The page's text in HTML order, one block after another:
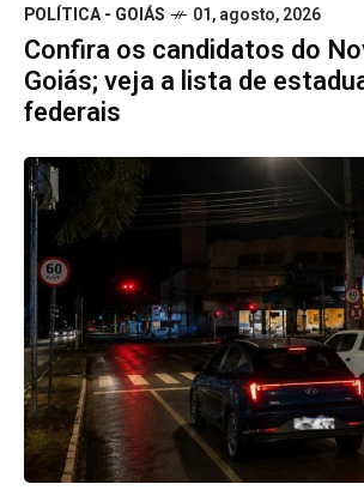
POLÍTICA - GOIÁS 01, agosto, 2026
Confira os candidatos do
Goiás; veja a lista de
federais